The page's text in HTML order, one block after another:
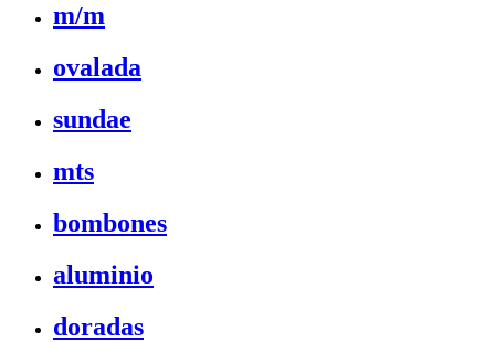
m/m
ovalada
sundae
mts
bombones
aluminio
doradas